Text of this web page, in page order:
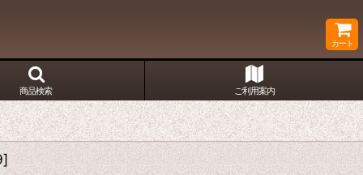
カート
商品検索 ご利用案内
]